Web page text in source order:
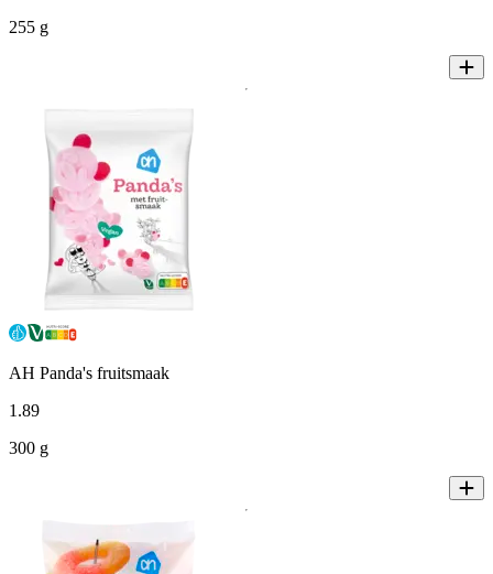
255 g
AH Panda's fruitsmaak
1 .89
300 g